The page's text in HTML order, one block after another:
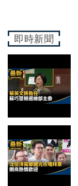
即時新聞